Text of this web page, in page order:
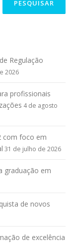
Regulação
2026
profissionais
4 de agosto
com foco em
31 de julho de 2026
graduação em
de novos
de excelência